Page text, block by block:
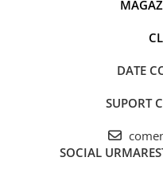
DATE
SUPORT
SOCIAL